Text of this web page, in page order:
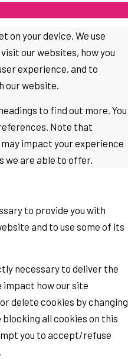
on your device. We use
our websites, how you
experience, and to
our website.
to find out more. You
Note that
impact your experience
we are able to offer.
to provide you with
and to use some of its
necessary to deliver the
impact how our site
delete cookies by changing
all cookies on this
you to accept/refuse